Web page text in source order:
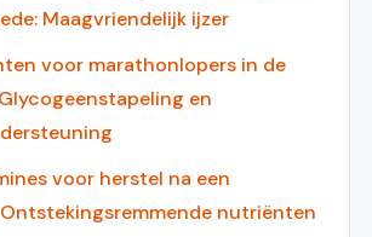
Maagvriendelijk ijzer
voor marathonlopers in de
en
voor herstel na een
nutriënten